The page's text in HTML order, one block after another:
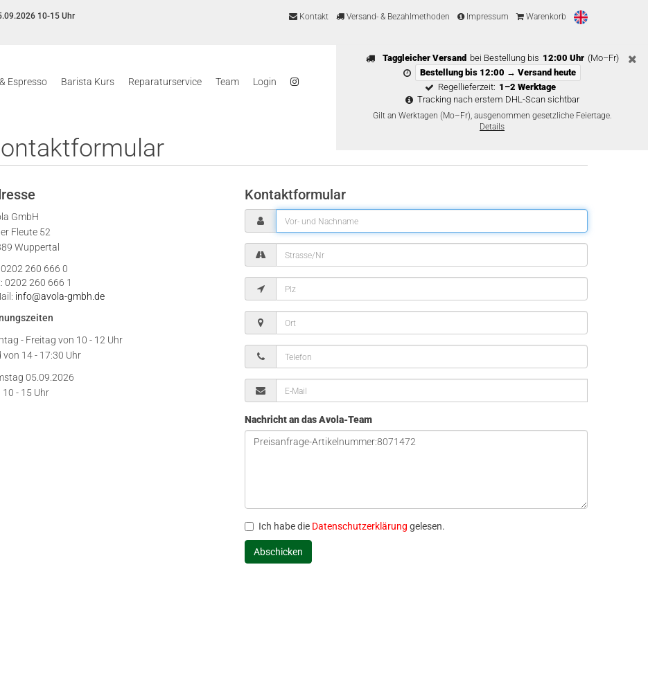
10-15 Uhr
Kontakt Versand- & Bezahlmethoden Impressum Warenkorb
Taggleicher Versand bei Bestellung bis 12:00 Uhr (Mo–Fr)
Bestellung bis 12:00 → Versand heute
Regellieferzeit: 1–2 Werktage
Tracking nach erstem DHL-Scan sichtbar
Gilt an Werktagen (Mo–Fr), ausgenommen gesetzliche Feiertage.
Details
Espresso Barista Kurs Reparaturservice Team Login
GmbH
Fleute 52
Wuppertal
0202 260 666 0
0202 260 666 1
info@avola-gmbh.de
- Freitag von 10 - 12 Uhr
von 14 - 17:30 Uhr
05.09.2026
10 - 15 Uhr
Kontaktformular
Nachricht an das Avola-Team
Ich habe die Datenschutzerklärung gelesen.